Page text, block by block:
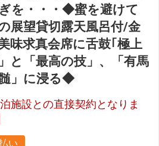
を・・・◆蜜を避けて
展望貸切露天風呂付/金
味求真会席に舌鼓｢極上
と「最高の技」、「有馬
」に浸る◆
施設との直接契約となりま
い